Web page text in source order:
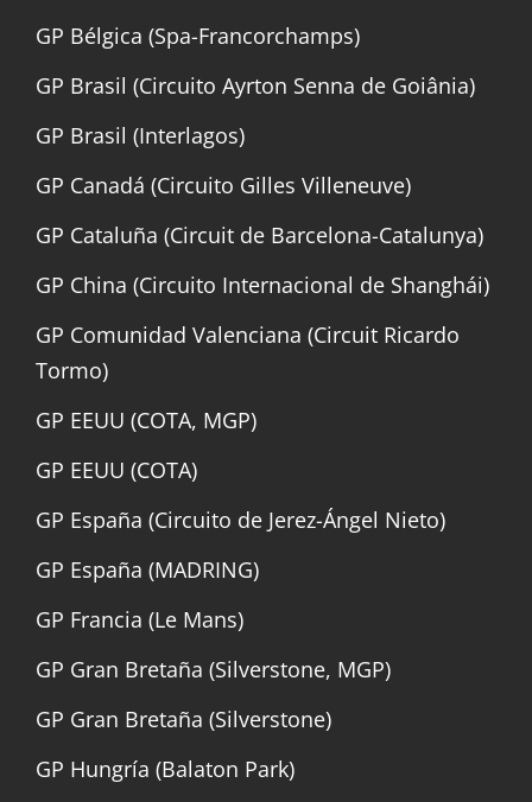
GP Bélgica (Spa-Francorchamps)
GP Brasil (Circuito Ayrton Senna de Goiânia)
GP Brasil (Interlagos)
GP Canadá (Circuito Gilles Villeneuve)
GP Cataluña (Circuit de Barcelona-Catalunya)
GP China (Circuito Internacional de Shanghái)
GP Comunidad Valenciana (Circuit Ricardo
Tormo)
GP EEUU (COTA, MGP)
GP EEUU (COTA)
GP España (Circuito de Jerez-Ángel Nieto)
GP España (MADRING)
GP Francia (Le Mans)
GP Gran Bretaña (Silverstone, MGP)
GP Gran Bretaña (Silverstone)
GP Hungría (Balaton Park)